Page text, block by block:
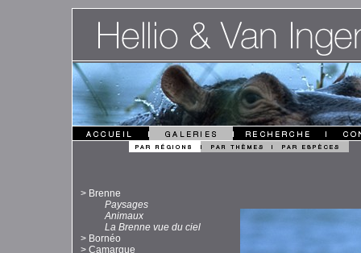
> Brenne
Paysages
Animaux
La Brenne vue du ciel
> Bornéo
> Camargue